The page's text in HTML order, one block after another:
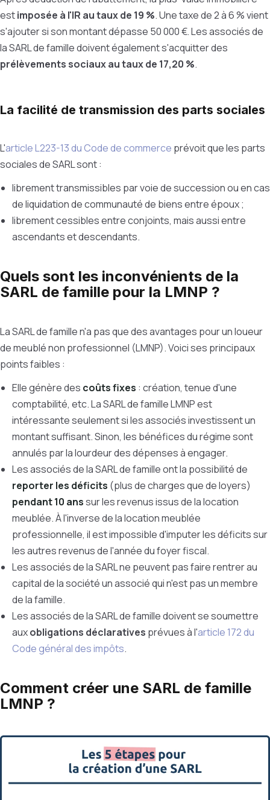
estimposée à l'IR au taux de 19 %. Une taxe de 2 à 6 % vient
s'ajouter si son montant dépasse 50 000 €. Les associés de
la SARL de famille doivent également s'acquitter des
prélèvements sociaux au taux de 17,20 %.
La facilité de transmission des parts sociales
L'articleL223-13 du Code de commerce prévoit que les parts
sociales de SARL sont :
librement transmissibles par voie de succession ou en cas
de liquidation de communauté de biens entre époux ;
librement cessibles entre conjoints, mais aussi entre
ascendants et descendants.
Quels sont les inconvénients de la
SARL de famille pour la LMNP ?
La SARL de famille n'a pas que des avantages pour un loueur
de meublé non professionnel (LMNP). Voici ses principaux
points faibles :
Elle génère des coûts fixes : création, tenue d'une
comptabilité, etc. La SARL de famille LMNP est
intéressante seulement si les associés investissent un
montant suffisant. Sinon, les bénéfices du régime sont
annulés par la lourdeur des dépenses à engager.
Les associés de la SARL de famille ont la possibilité de
reporter les déficits (plus de charges que de loyers)
pendant 10 anssur les revenus issus de la location
meublée.Àl'inverse de la location meublée
professionnelle, il est impossible d'imputer les déficits sur
les autres revenus de l'année du foyer fiscal.
Les associés de la SARL ne peuvent pas faire rentrer au
capital de la société un associé qui n'est pas un membre
de la famille.
Les associés de la SARL de famille doivent se soumettre
auxobligations déclaratives prévues à l'article 172 du
Code général des impôts.
Comment créer une SARL de famille
LMNP ?